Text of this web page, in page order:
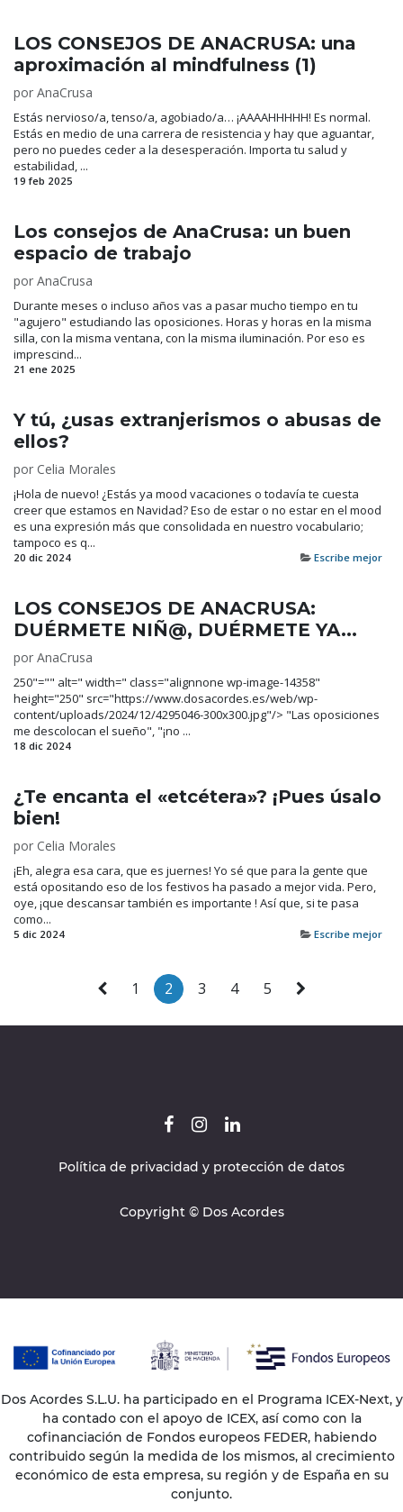
LOS CONSEJOS DE ANACRUSA: una
aproximación al mindfulness (1)
por AnaCrusa
Estás nervioso/a, tenso/a, agobiado/a… ¡AAAAHHHHH! Es normal.
Estás en medio de una carrera de resistencia y hay que aguantar,
pero no puedes ceder a la desesperación. Importa tu salud y
estabilidad, ...
19 feb 2025
Los consejos de AnaCrusa: un buen
espacio de trabajo
por AnaCrusa
Durante meses o incluso años vas a pasar mucho tiempo en tu
"agujero" estudiando las oposiciones. Horas y horas en la misma
silla, con la misma ventana, con la misma iluminación. Por eso es
imprescind...
21 ene 2025
Y tú, ¿usas extranjerismos o abusas de
ellos?
por Celia Morales
¡Hola de nuevo! ¿Estás ya mood vacaciones o todavía te cuesta
creer que estamos en Navidad? Eso de estar o no estar en el mood
es una expresión más que consolidada en nuestro vocabulario;
tampoco es q...
20 dic 2024 Escribe mejor
LOS CONSEJOS DE ANACRUSA:
DUÉRMETE NIÑ@, DUÉRMETE YA...
por AnaCrusa
250"="" alt=" width=" class="alignnone wp-image-14358"
height="250" src="https://www.dosacordes.es/web/wp-
content/uploads/2024/12/4295046-300x300.jpg"/> "Las oposiciones
me descolocan el sueño", "¡no ...
18 dic 2024
¿Te encanta el «etcétera»? ¡Pues úsalo
bien!
por Celia Morales
¡Eh, alegra esa cara, que es juernes! Yo sé que para la gente que
está opositando eso de los festivos ha pasado a mejor vida. Pero,
oye, ¡que descansar también es importante ! Así que, si te pasa
como...
5 dic 2024 Escribe mejor
1 2 3 4 5
Política de privacidad y protección de datos
Copyright © Dos Acordes
Dos Acordes S.L.U. ha participado en el Programa ICEX-Next, y
ha contado con el apoyo de ICEX, así como con la
cofinanciación de Fondos europeos FEDER, habiendo
contribuido según la medida de los mismos, al crecimiento
económico de esta empresa, su región y de España en su
conjunto.